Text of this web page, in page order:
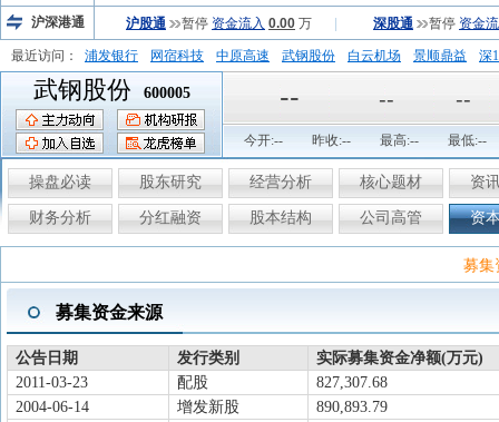
沪深港通
沪股通 暂停 资金流入 0.00 万 深股通 暂停 资金
最近访问： 浦发银行 网宿科技 中原高速 武钢股份 白云机场 景顺鼎益
深
弘业股份
富临运业
武钢股份 600005 -- -- --
今开:-- 昨收:-- 最高:-- 最低:--
操盘必读 股东研究 经营分析 核心题材 资
财务分析 分红融资 股本结构 公司高管 资
募
募集资金来源
公告日期 发行类别
实际募集资金净额(万元)
2011-03-23
配股
827,307.68
2004-06-14
增发新股
890,893.79